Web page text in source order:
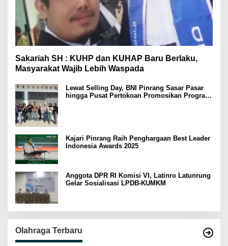
Sakariah SH : KUHP dan KUHAP Baru Berlaku,
Masyarakat Wajib Lebih Waspada
Lewat Selling Day, BNI Pinrang Sasar Pasar
hingga Pusat Pertokoan Promosikan Program
Kajari Pinrang Raih Penghargaan Best Leader
Indonesia Awards 2025
Anggota DPR RI Komisi VI, Latinro Latunrung
Gelar Sosialisasi LPDB-KUMKM
Olahraga Terbaru